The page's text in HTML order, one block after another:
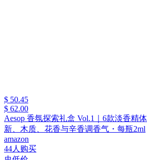
$ 50.45
$ 62.00
Aesop 香氛探索礼盒 Vol.1｜6款淡香精
新、木质、花香与辛香调香气・每瓶2ml
amazon
44人购买